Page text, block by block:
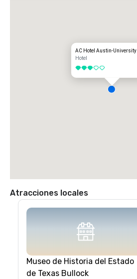
AC Hotel Austin-University
Hotel
3 de 5
Atracciones locales
Museo de Historia del Estado
de Texas Bullock